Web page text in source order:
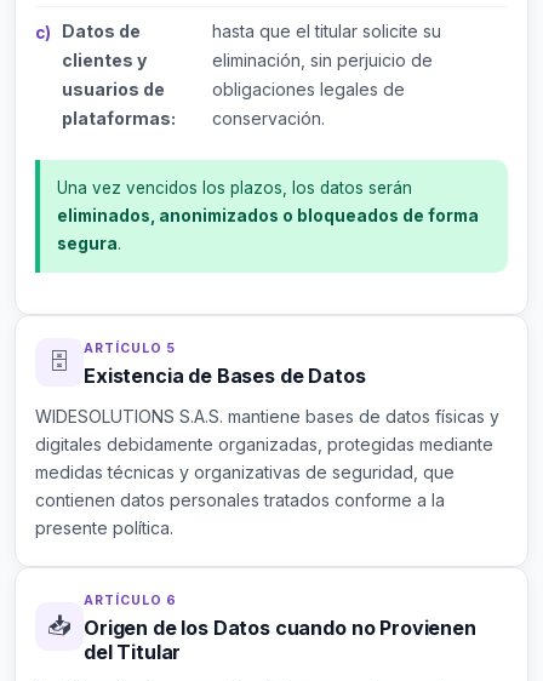
Datos de
clientes y
usuarios de
plataformas:
hasta que el titular solicite su
eliminación, sin perjuicio de
obligaciones legales de
conservación.
Una vez vencidos los plazos, los datos serán
eliminados, anonimizados o bloqueados de forma
segura.
🗄️ ARTÍCULO 5
Existencia de Bases de Datos
WIDESOLUTIONS S.A.S. mantiene bases de datos físicas y
digitales debidamente organizadas, protegidas mediante
medidas técnicas y organizativas de seguridad, que
contienen datos personales tratados conforme a la
presente política.
📥
ARTÍCULO 6
Origen de los Datos cuando no Provienen
del Titular